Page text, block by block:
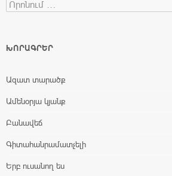
Search for:
ԽՈՐԱԳՐԵՐ
Ազատ տարածք
Ամենօրյա կյանք
Բանավեճ
Գիտահանրամատչելի
Երբ ուսանող ես